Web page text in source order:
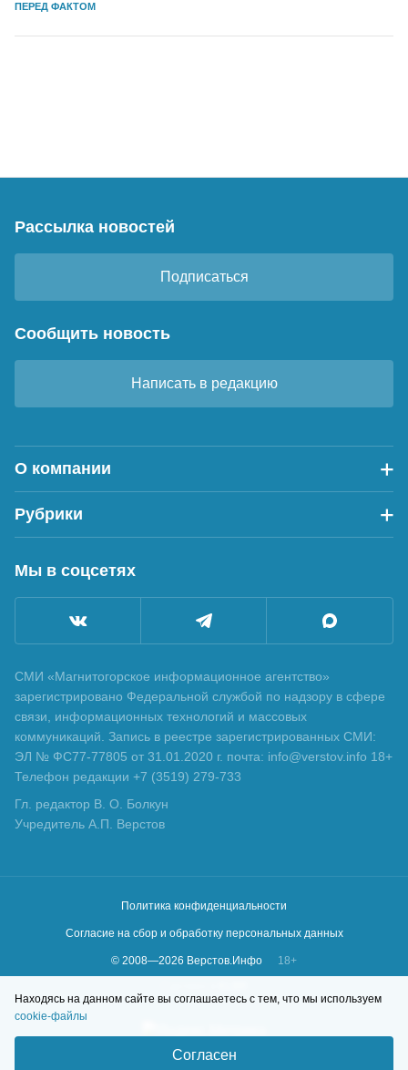
ПЕРЕД ФАКТОМ
Рассылка новостей
Подписаться
Сообщить новость
Написать в редакцию
О компании
Рубрики
Мы в соцсетях
СМИ «Магнитогорское информационное агентство»
зарегистрировано Федеральной службой по надзору в сфере
связи, информационных технологий и массовых
коммуникаций. Запись в реестре зарегистрированных СМИ:
ЭЛ № ФС77-77805 от 31.01.2020 г. почта: info@verstov.info 18+
Телефон редакции +7 (3519) 279-733
Гл. редактор В. О. Болкун
Учредитель А.П. Верстов
Политика конфиденциальности
Согласие на сбор и обработку персональных данных
© 2008—2026 Верстов.Инфо
18+
Находясь на данном сайте вы соглашаетесь с тем, что мы используем
cookie-файлы
Согласен